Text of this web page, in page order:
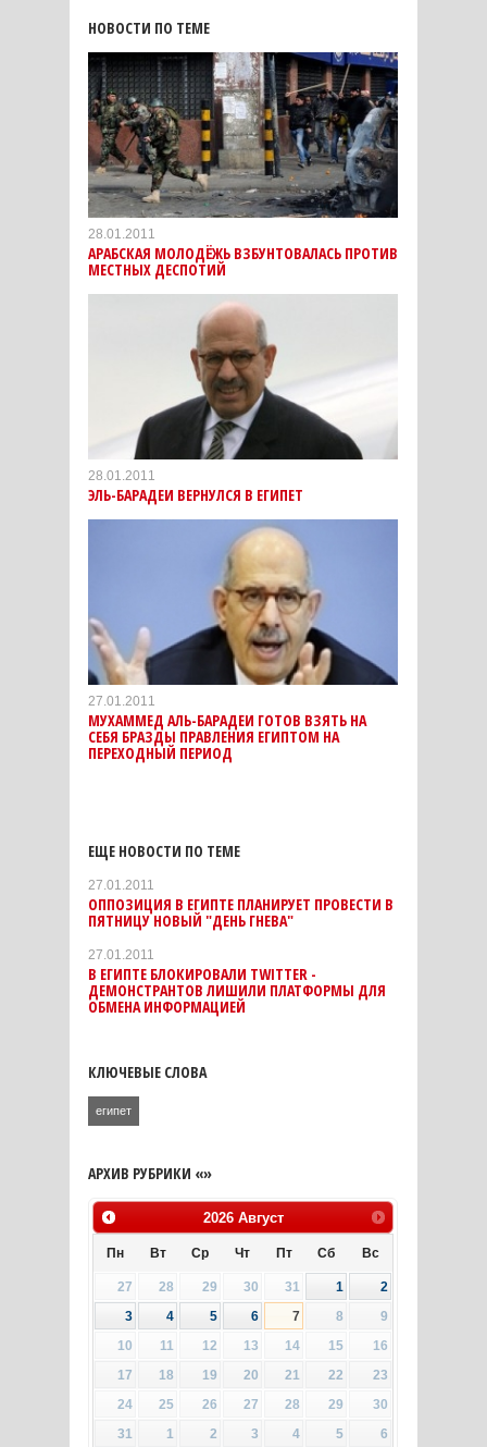
НОВОСТИ ПО ТЕМЕ
28.01.2011
АРАБСКАЯ МОЛОДЁЖЬ ВЗБУНТОВАЛАСЬ ПРОТИВ
МЕСТНЫХ ДЕСПОТИЙ
28.01.2011
ЭЛЬ-БАРАДЕИ ВЕРНУЛСЯ В ЕГИПЕТ
27.01.2011
МУХАММЕД АЛЬ-БАРАДЕИ ГОТОВ ВЗЯТЬ НА
СЕБЯ БРАЗДЫ ПРАВЛЕНИЯ ЕГИПТОМ НА
ПЕРЕХОДНЫЙ ПЕРИОД
ЕЩЕ НОВОСТИ ПО ТЕМЕ
27.01.2011
ОППОЗИЦИЯ В ЕГИПТЕ ПЛАНИРУЕТ ПРОВЕСТИ В
ПЯТНИЦУ НОВЫЙ "ДЕНЬ ГНЕВА"
27.01.2011
В ЕГИПТЕ БЛОКИРОВАЛИ TWITTER -
ДЕМОНСТРАНТОВ ЛИШИЛИ ПЛАТФОРМЫ ДЛЯ
ОБМЕНА ИНФОРМАЦИЕЙ
КЛЮЧЕВЫЕ СЛОВА
египет
АРХИВ РУБРИКИ «»
2026 Август
Пн Вт Ср Чт Пт Сб Вс
27 28 29 30 31 1
2
3
4 5 6 7 8
9
10
11 12 13 14 15
16
17
18 19 20 21 22
23
24
25 26 27 28 29
30
31
1 2 3 4 5 6